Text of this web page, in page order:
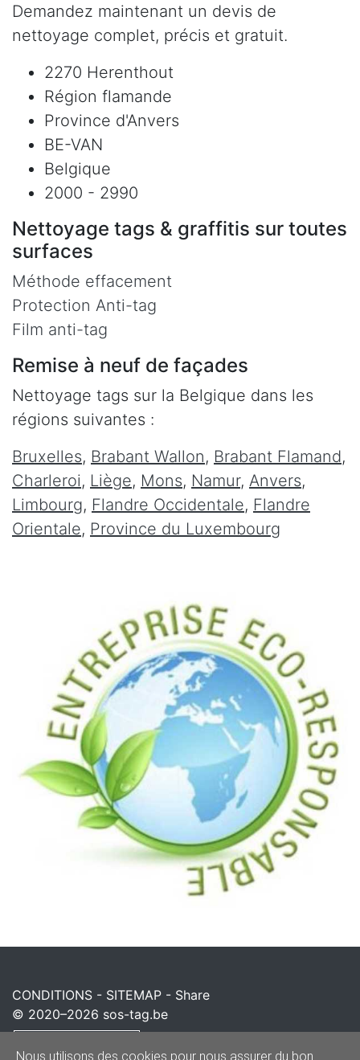
Demandez maintenant un devis de
nettoyage complet, précis et gratuit.
2270 Herenthout
Région flamande
Province d'Anvers
BE-VAN
Belgique
2000 - 2990
Nettoyage tags & graffitis sur toutes
surfaces
Méthode effacement
Protection Anti-tag
Film anti-tag
Remise à neuf de façades
Nettoyage tags sur la Belgique dans les
régions suivantes :
Bruxelles, Brabant Wallon, Brabant Flamand,
Charleroi, Liège, Mons, Namur, Anvers,
Limbourg, Flandre Occidentale, Flandre
Orientale, Province du Luxembourg
CONDITIONS - SITEMAP - Share
© 2020–2026 sos-tag.be
Powered by
Nous utilisons des cookies pour nous assurer du bon